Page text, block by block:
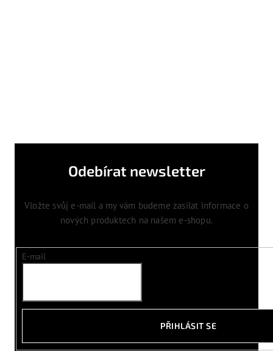
Odebírat newsletter
Vložte svůj e-mail a my vám budeme zasílat informace o
nových produktech na našem e-shopu.
E-mail
PŘIHLÁSIT SE